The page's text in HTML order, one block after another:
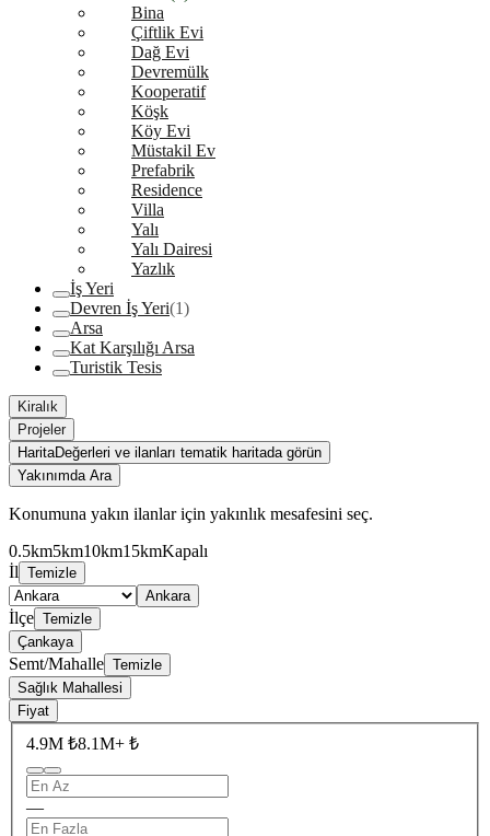
Bina
Çiftlik Evi
Dağ Evi
Devremülk
Kooperatif
Köşk
Köy Evi
Müstakil Ev
Prefabrik
Residence
Villa
Yalı
Yalı Dairesi
Yazlık
İş Yeri
Devren İş Yeri(1)
Arsa
Kat Karşılığı Arsa
Turistik Tesis
Kiralık
Projeler
HaritaDeğerleri ve ilanları tematik haritada görün
Yakınımda Ara
Konumuna yakın ilanlar için yakınlık mesafesini seç.
0.5km5km10km15kmKapalı
İl Temizle
Ankara
İlçe Temizle
Çankaya
Semt/Mahalle Temizle
Sağlık Mahallesi
Fiyat
4.9M ₺8.1M+ ₺
—